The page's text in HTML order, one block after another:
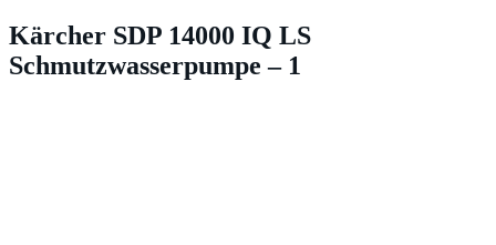
Kärcher SDP 14000 IQ LS
Schmutzwasserpumpe – 1